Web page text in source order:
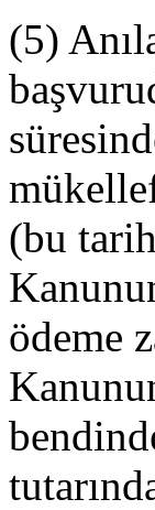
(5)
(bu
ödeme